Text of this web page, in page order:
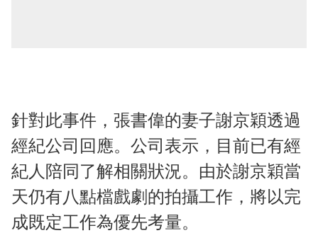
針對此事件，張書偉的妻子謝京穎透過
經紀公司回應。公司表示，目前已有經
紀人陪同了解相關狀況。由於謝京穎當
天仍有八點檔戲劇的拍攝工作，將以完
成既定工作為優先考量。